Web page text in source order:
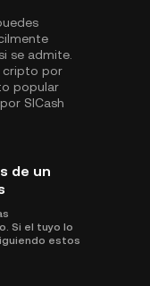
se admite.
cripto por
popular
SICash
de un
Si el tuyo lo
estos